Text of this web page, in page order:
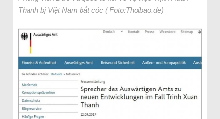
Thanh bị Việt Nam bắt cóc ( Foto:Thoibao.de)